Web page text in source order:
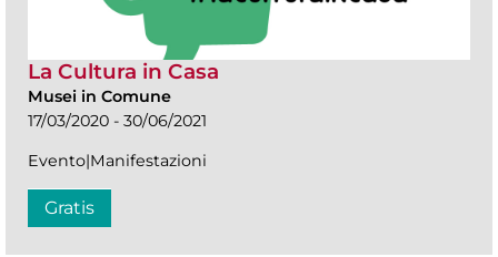
La Cultura in Casa
Musei in Comune
17/03/2020 - 30/06/2021
Evento|Manifestazioni
Gratis